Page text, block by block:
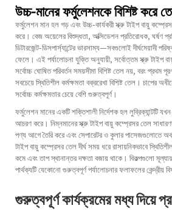
উচ্চ-মানের ফর্মুলেশনকে বিশিষ্ট করে
ফর্মুলেশন মান হল গড় এবং উচ্চ-কার্যকরী স্ক্রু টাইপ বায়ু
করে। বেজ অয়েলের বিশুদ্ধতা, অক্সিডেশন প্রতিরোধক, ঘর্ষণ
ডিটারজেন্ট-ডিসপার্স্যান্টের ভারসাম্য—সবগুলোই দীর্ঘমেয়াদী
ফেলে। এই পর্যালোচনা যুক্তি অনুযায়ী, সর্বোত্তম স্ক্রু টাইপ
সর্বোচ্চ ঘোষিত পরিবর্তন সময়সীমা বিশিষ্ট তেল নয়, বরং প্রথম
সবচেয়ে স্থিতিশীল কর্মক্ষমতা বক্ররেখা বিশিষ্ট তেল। চাপের
সর্বোচ্চ কর্মক্ষমতার চেয়ে বেশি গুরুত্বপূর্ণ।
ফর্মুলেশন মানের একটি শক্তিশালী নির্দেশক হল লুব্রিক্যান্টটি
আচরণ করে। নিম্নমানের স্ক্রু টাইপ বায়ু কম্প্রেসর তেল
পণ্য আগে তৈরি করে এবং সেপারেটর ও কুলার পাসেজগুলোতে
টাইপ বায়ু কম্প্রেসর তেল দীর্ঘ সময় ধরে রাসায়নিকভাবে
কমে এবং তাপ স্থানান্তর দক্ষতা বজায় থাকে। বিকল্পগুলো
পার্থক্যটি যেকোনো গুরুত্বপূর্ণ পর্যালোচনার ফলাফলের কেন্দ্রীয়
গুরুত্বপূর্ণ কার্যক্রমের মধ্য দিয়ে